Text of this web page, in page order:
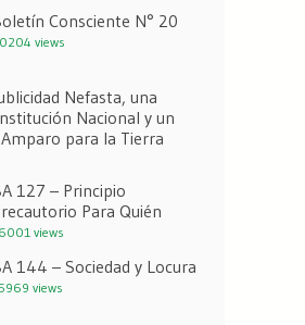
Consciente N° 20
views
Nefasta, una
Nacional y un
para la Tierra
127 – Principio
Para Quién
views
144 – Sociedad y Locura
views